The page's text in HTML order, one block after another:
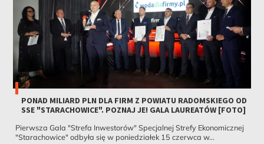
PONAD MILIARD PLN DLA FIRM Z POWIATU RADOMSKIEGO OD
SSE "STARACHOWICE". POZNAJ JE! GALA LAUREATÓW [FOTO]
Pierwsza Gala "Strefa Inwestorów" Specjalnej Strefy Ekonomicznej
"Starachowice" odbyła się w poniedziałek 15 czerwca w...